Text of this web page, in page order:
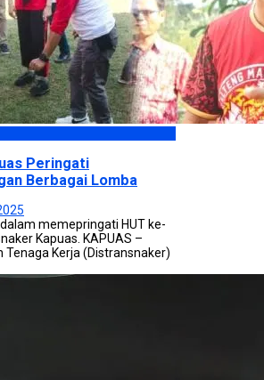
Peringati
Berbagai Lomba
memepringati HUT ke-
Kapuas. KAPUAS –
Tenaga Kerja (Distransnaker)